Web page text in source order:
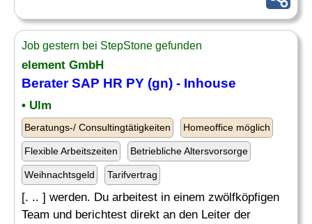
Job gestern bei StepStone gefunden
element GmbH
Berater SAP HR PY (gn) - Inhouse
• Ulm
Beratungs-/ Consultingtätigkeiten Homeoffice möglich
Flexible Arbeitszeiten Betriebliche Altersvorsorge
Weihnachtsgeld Tarifvertrag
[. .. ] werden. Du arbeitest in einem zwölfköpfigen
Team und berichtest direkt an den Leiter der